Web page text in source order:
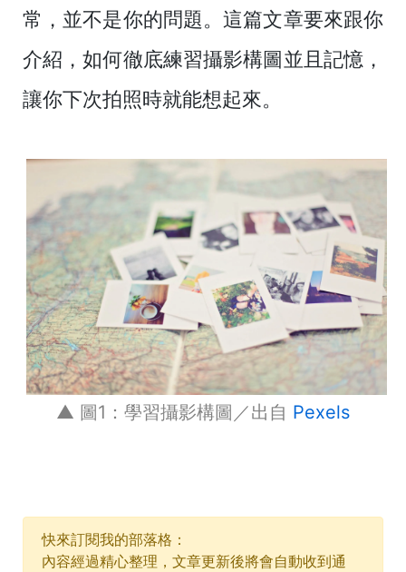
常，並不是你的問題。這篇文章要來跟你
介紹，如何徹底練習攝影構圖並且記憶，
讓你下次拍照時就能想起來。
▲ 圖1：學習攝影構圖／出自 Pexels
快來訂閱我的部落格：
內容經過精心整理，文章更新後將會自動收到通